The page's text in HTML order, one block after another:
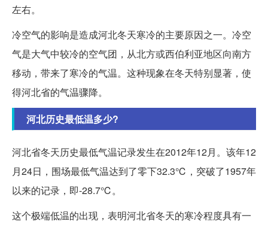
左右。
冷空气的影响是造成河北冬天寒冷的主要原因之一。冷空
气是大气中较冷的空气团，从北方或西伯利亚地区向南方
移动，带来了寒冷的气温。这种现象在冬天特别显著，使
得河北省的气温骤降。
河北历史最低温多少?
河北省冬天历史最低气温记录发生在2012年12月。该年12
月24日，围场最低气温达到了零下32.3℃，突破了1957年
以来的记录，即-28.7℃。
这个极端低温的出现，表明河北省冬天的寒冷程度具有一